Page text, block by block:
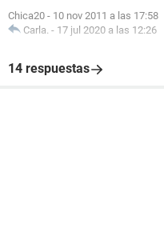
Chica20 - 10 nov 2011 a las 17:58
Carla. - 17 jul 2020 a las 12:26
14 respuestas